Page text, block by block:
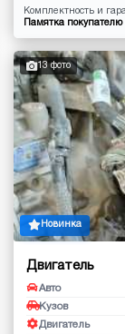
Комплектность и
Памятка покупателю
13 фото
Новинка
Двигатель
Авто
Кузов
Двигатель